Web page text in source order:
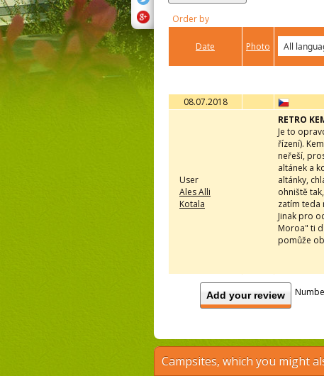
Order by
Date Photo
08.07.2018
User
Ales Alli
Kotala
RETRO
Je to
řízení).
neřeší,
altánek a
altánky,
ohniště
zatím teda
Jinak pro
Moroa" ti
pomůže
Add your review
Campsites, which you might